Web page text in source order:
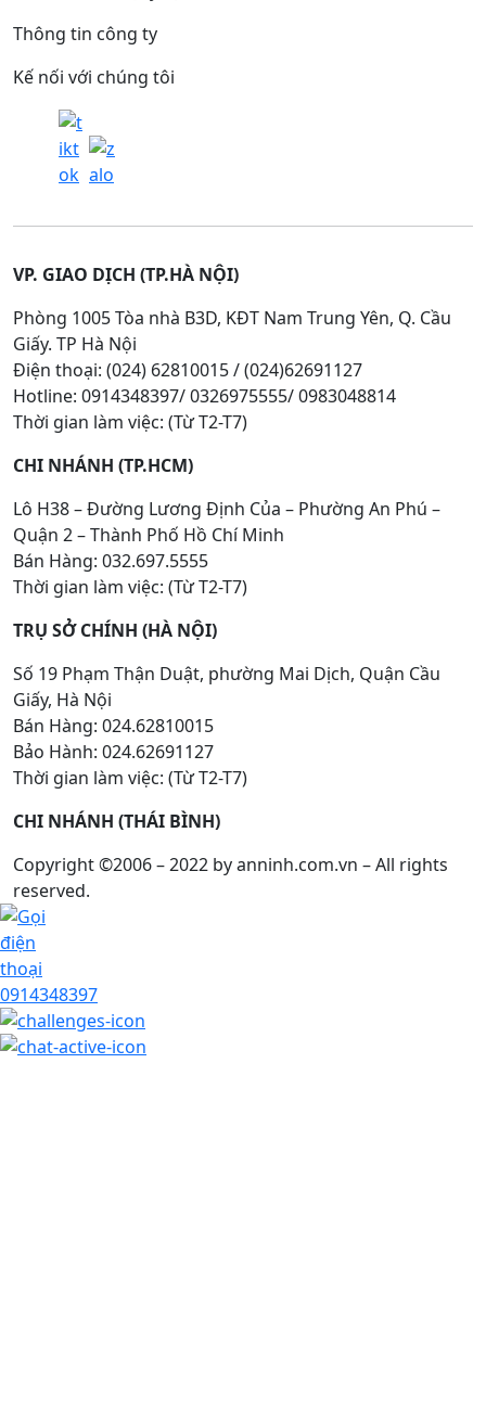
Thông tin công ty
Kế nối với chúng tôi
VP. GIAO DỊCH (TP.HÀ NỘI)
Phòng 1005 Tòa nhà B3D, KĐT Nam Trung Yên, Q. Cầu
Giấy. TP Hà Nội
Điện thoại: (024) 62810015 / (024)62691127
Hotline: 0914348397/ 0326975555/ 0983048814
Thời gian làm việc: (Từ T2-T7)
CHI NHÁNH (TP.HCM)
Lô H38 – Đường Lương Định Của – Phường An Phú –
Quận 2 – Thành Phố Hồ Chí Minh
Bán Hàng: 032.697.5555
Thời gian làm việc: (Từ T2-T7)
TRỤ SỞ CHÍNH (HÀ NỘI)
Số 19 Phạm Thận Duật, phường Mai Dịch, Quận Cầu
Giấy, Hà Nội
Bán Hàng: 024.62810015
Bảo Hành: 024.62691127
Thời gian làm việc: (Từ T2-T7)
CHI NHÁNH (THÁI BÌNH)
Copyright ©2006 – 2022 by anninh.com.vn – All rights
reserved.
0914348397